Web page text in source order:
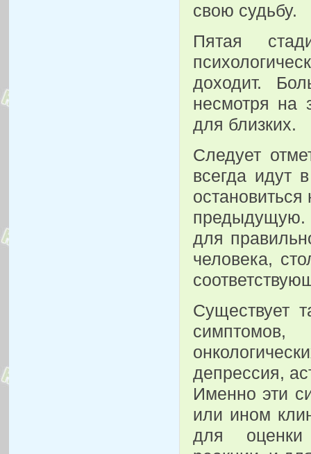
свою судьбу.
Пятая
доходит.
несмотря на
для близких.
Следует
всегда идут
предыдущую.
для
человека,
Существует
депрессия,
Именно эти
или ином
для оценки